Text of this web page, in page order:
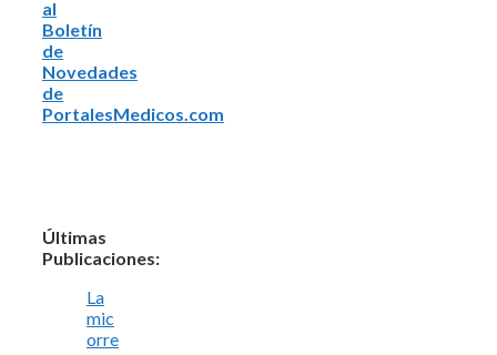
al
Boletín
de
Novedades
de
PortalesMedicos.com
Últimas
Publicaciones:
La
mic
orre